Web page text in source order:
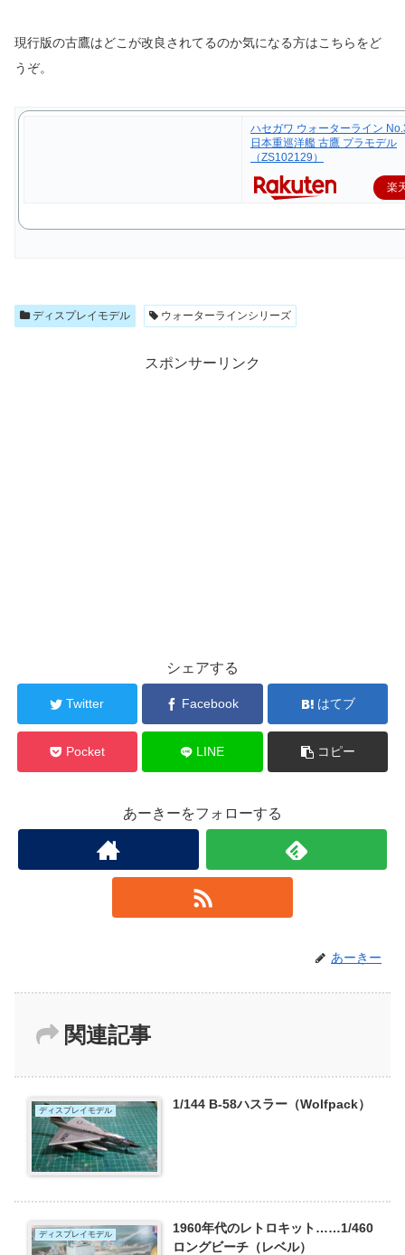
現行版の古鷹はどこが改良されてるのか気になる方はこちらをど
うぞ。
ハセガワ ウォーターライン
日本重巡洋艦 古鷹 プラモデル
（ZS102129）
楽
ディスプレイモデル ウォーターラインシリーズ
スポンサーリンク
シェアする
Twitter Facebook はてブ
Pocket LINE コピー
あーきーをフォローする
あーきー
関連記事
ディスプレイモデル 1/144 B-58ハスラー（Wolfpack）
ディスプレイモデル
1960年代のレトロキット……1/460
ロングビーチ（レベル）